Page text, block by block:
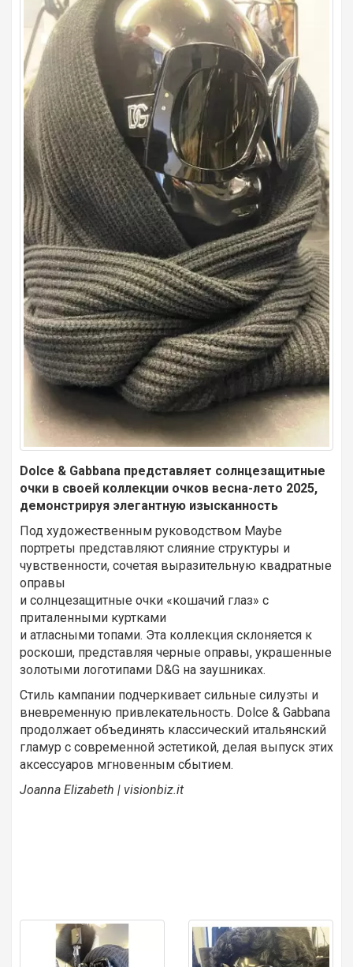
Dolce & Gabbana представляет солнцезащитные
очки в своей коллекции очков весна-лето 2025,
демонстрируя элегантную изысканность
Под художественным руководством Maybe
портреты представляют слияние структуры и
чувственности, сочетая выразительную квадратные
оправы
и солнцезащитные очки «кошачий глаз» с
приталенными куртками
и атласными топами. Эта коллекция склоняется к
роскоши, представляя черные оправы, украшенные
золотыми логотипами D&G на заушниках.
Стиль кампании подчеркивает сильные силуэты и
вневременную привлекательность. Dolce & Gabbana
продолжает объединять классический итальянский
гламур с современной эстетикой, делая выпуск этих
аксессуаров мгновенным сбытием.
Joanna Elizabeth | visionbiz.it